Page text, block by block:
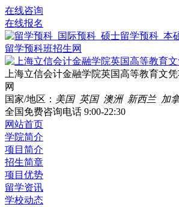
在线咨询
在线报名
上海立信会计金融学院英国高等教育文
网
国家/地区： 美国 英国 澳洲 新西兰 加
全国免费咨询电话 9:00-22:30
网站首页
学院简介
项目简介
招生简章
项目优势
留学资讯
学校动态